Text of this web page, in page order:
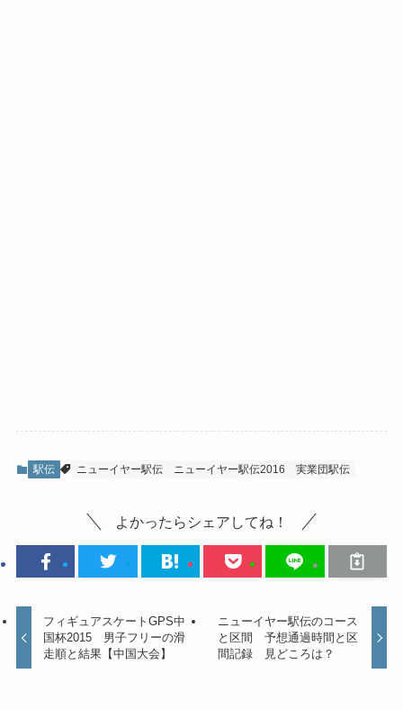
駅伝 ニューイヤー駅伝 ニューイヤー駅伝2016 実業団駅伝
よかったらシェアしてね！
フィギュアスケートGPS中
国杯2015 男子フリーの滑
走順と結果【中国大会】
ニューイヤー駅伝のコース
と区間 予想通過時間と区
間記録 見どころは？